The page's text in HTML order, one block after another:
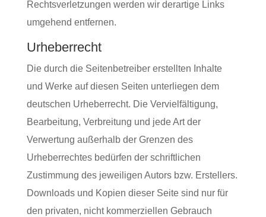
Rechtsverletzungen werden wir derartige Links
umgehend entfernen.
Urheberrecht
Die durch die Seitenbetreiber erstellten Inhalte
und Werke auf diesen Seiten unterliegen dem
deutschen Urheberrecht. Die Vervielfältigung,
Bearbeitung, Verbreitung und jede Art der
Verwertung außerhalb der Grenzen des
Urheberrechtes bedürfen der schriftlichen
Zustimmung des jeweiligen Autors bzw. Erstellers.
Downloads und Kopien dieser Seite sind nur für
den privaten, nicht kommerziellen Gebrauch